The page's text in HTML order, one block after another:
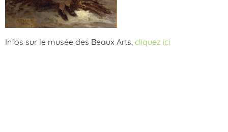
Infos sur le musée des Beaux Arts, cliquez ici